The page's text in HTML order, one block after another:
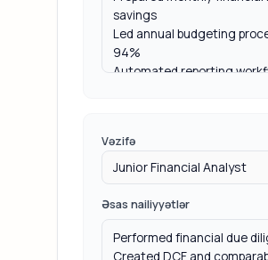
Vəzifə
Əsas nailiyyətlər